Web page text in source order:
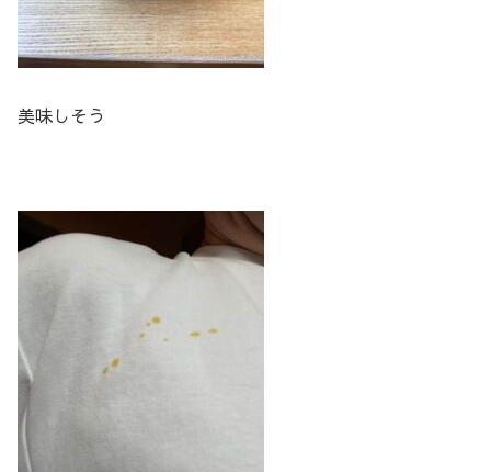
美味しそう